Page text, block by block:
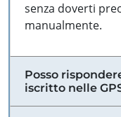
senza doverti
manualmente.
Posso
iscritto nelle